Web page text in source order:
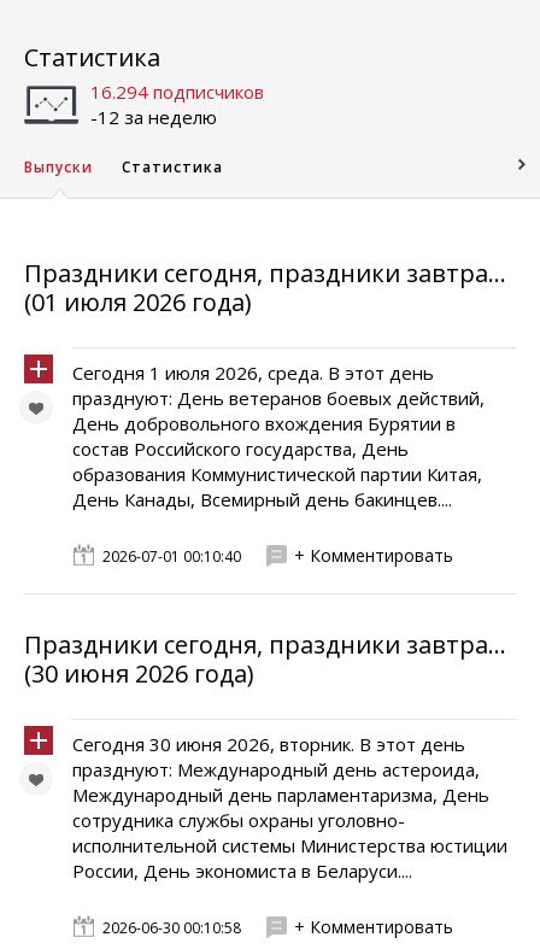
Статистика
16.294 подписчиков
-12 за неделю
Выпуски Статистика
Праздники сегодня, праздники завтра...
(01 июля 2026 года)
Сегодня 1 июля 2026, среда. В этот день
празднуют: День ветеранов боевых действий,
День добровольного вхождения Бурятии в
состав Российского государства, День
образования Коммунистической партии Китая,
День Канады, Всемирный день бакинцев....
2026-07-01 00:10:40 + Комментировать
Праздники сегодня, праздники завтра...
(30 июня 2026 года)
Сегодня 30 июня 2026, вторник. В этот день
празднуют: Международный день астероида,
Международный день парламентаризма, День
сотрудника службы охраны уголовно-
исполнительной системы Министерства юстиции
России, День экономиста в Беларуси....
2026-06-30 00:10:58 + Комментировать